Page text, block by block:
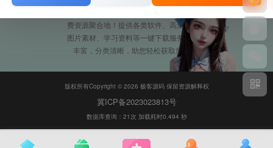
费资源聚合地！提供各类软件、高清视频、
图片素材、学习资料等一键下载服务，资源
丰富，分类清晰，助您轻松获取所需！
版权所有Copyright © 2026 极客源码 保留资源解释权
冀ICP备2023023813号
数据库查询：21次 加载耗时0.494 秒